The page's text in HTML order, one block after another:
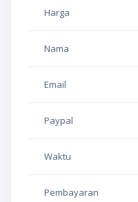
Harga
Nama
Email
Paypal
Waktu
Pembayaran